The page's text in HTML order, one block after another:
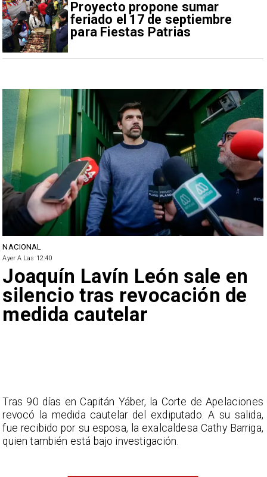
Proyecto propone sumar
feriado el 17 de septiembre
para Fiestas Patrias
NACIONAL
Ayer A Las 12:40
Joaquín Lavín León sale en
silencio tras revocación de
medida cautelar
Tras 90 días en Capitán Yáber, la Corte de Apelaciones
revocó la medida cautelar del exdiputado. A su salida,
fue recibido por su esposa, la exalcaldesa Cathy Barriga,
quien también está bajo investigación.